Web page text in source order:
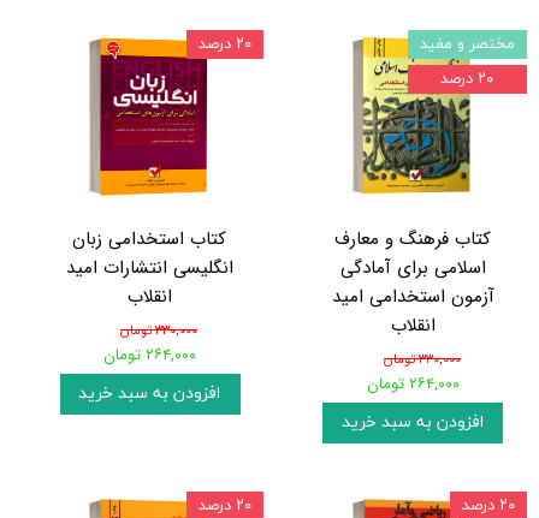
کتاب فرهنگ و معارف
اسلامی برای آمادگی
آزمون استخدامی امید
انقلاب
۳۳۰,۰۰۰ تومان
۲۶۴,۰۰۰ تومان
افزودن به سبد خرید
مختصر و مفید
۲۰ درصد
کتاب استخدامی زبان
انگلیسی انتشارات امید
انقلاب
۳۳۰,۰۰۰ تومان
۲۶۴,۰۰۰ تومان
افزودن به سبد خرید
۲۰ درصد
۲۰ درصد ۲۰ درصد